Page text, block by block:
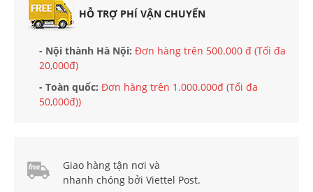
HỖ TRỢ PHÍ VẬN CHUYỂN
- Nội thành Hà Nội: Đơn hàng trên 500.000 đ (Tối đa
20,000đ)
- Toàn quốc: Đơn hàng trên 1.000.000đ (Tối đa
50,000đ))
Giao hàng tận nơi và
nhanh chóng bởi Viettel Post.